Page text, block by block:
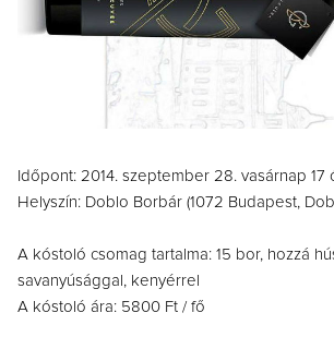
Időpont: 2014. szeptember 28. vasárnap 17
Helyszín: Doblo Borbár (1072 Budapest,
A kóstoló csomag tartalma: 15 bor, hozzá
savanyúsággal, kenyérrel
A kóstoló ára: 5800 Ft / fő